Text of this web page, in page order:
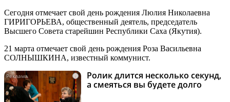
Сегодня отмечает свой день рождения Люлия Николаевна
ГИРИГОРЬЕВА, общественный деятель, председатель
Высшего Совета старейшин Республики Саха (Якутия).
21 марта отмечает свой день рождения Роза Васильевна
СОЛНЫШКИНА, известный коммунист.
i
Ролик длится несколько секунд,
а смеяться вы будете долго